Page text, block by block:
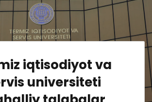
iqtisodiyot va
universiteti